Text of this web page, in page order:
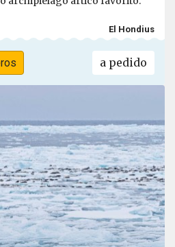
El Hondius
a pedido